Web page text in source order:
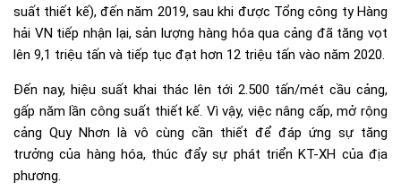
suất thiết kế), đến năm 2019, sau khi được Tổng công ty Hàng
hải VN tiếp nhận lại, sản lượng hàng hóa qua cảng đã tăng vọt
lên 9,1 triệu tấn và tiếp tục đạt hơn 12 triệu tấn vào năm 2020.
Đến nay, hiệu suất khai thác lên tới 2.500 tấn/mét cầu cảng,
gấp năm lần công suất thiết kế. Vì vậy, việc nâng cấp, mở rộng
cảng Quy Nhơn là vô cùng cần thiết để đáp ứng sự tăng
trưởng của hàng hóa, thúc đẩy sự phát triển KT-XH của địa
phương.